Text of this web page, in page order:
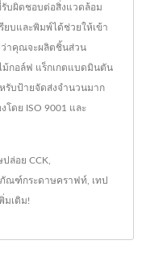
รับผิดชอบต่อสิ่งแวดล้อม
บและพิมพ์ได้ช่วยให้เข้า
ว่าคุณจะผลิตชิ้นส่วน
ม้กอล์ฟ แร็กเกตแบดมินตัน
รับป้ายจัดส่งจำนวนมาก
โดย ISO 9001 และ
ปล่อย CCK
ภัณฑ์กระดาษคราฟท์ เทป
มเติม!